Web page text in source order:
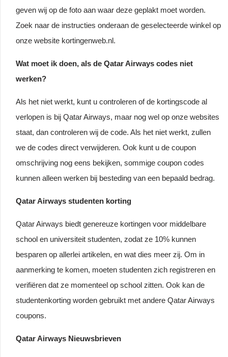
geven wij op de foto aan waar deze geplakt moet worden.
Zoek naar de instructies onderaan de geselecteerde winkel op
onze website kortingenweb.nl.
Wat moet ik doen, als de Qatar Airways codes niet
werken?
Als het niet werkt, kunt u controleren of de kortingscode al
verlopen is bij Qatar Airways, maar nog wel op onze websites
staat, dan controleren wij de code. Als het niet werkt, zullen
we de codes direct verwijderen. Ook kunt u de coupon
omschrijving nog eens bekijken, sommige coupon codes
kunnen alleen werken bij besteding van een bepaald bedrag.
Qatar Airways studenten korting
Qatar Airways biedt genereuze kortingen voor middelbare
school en universiteit studenten, zodat ze 10% kunnen
besparen op allerlei artikelen, en wat dies meer zij. Om in
aanmerking te komen, moeten studenten zich registreren en
verifiëren dat ze momenteel op school zitten. Ook kan de
studentenkorting worden gebruikt met andere Qatar Airways
coupons.
Qatar Airways Nieuwsbrieven